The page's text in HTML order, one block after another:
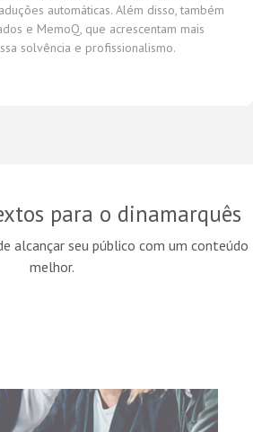
automáticas. Além disso, também
e MemoQ , que acrescentam mais
solvência e profissionalismo.
para o dinamarquês
alcançar seu público com um conteúdo
melhor.